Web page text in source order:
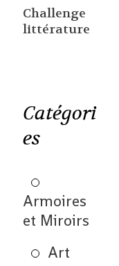
Challenge
littérature
Catégori
es
Armoires
et Miroirs
Art